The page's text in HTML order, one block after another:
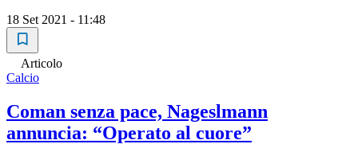
18 Set 2021 - 11:48
Articolo
Calcio
Coman senza pace, Nageslmann
annuncia: “Operato al cuore”